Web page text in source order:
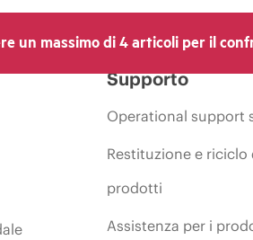
un massimo di 4 articoli per il
Supporto
Operational support
Restituzione e riciclo
prodotti
Assistenza per i